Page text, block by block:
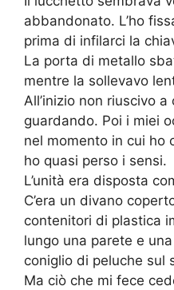
abbandonato. L’ho
prima di infilarci la
La porta di metallo
mentre la sollevavo
All’inizio non riuscivo
guardando. Poi i miei
nel momento in cui ho
ho quasi perso i sensi.
L’unità era disposta
C’era un divano
contenitori di plastica
lungo una parete e
coniglio di peluche sul
Ma ciò che mi fece